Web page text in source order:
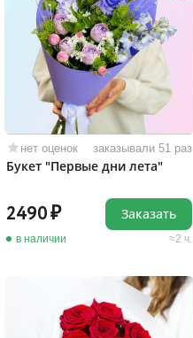
нет оценок заказывали 51 раз
Букет "Первые дни лета"
2490
в наличии 2 ч.
Заказать